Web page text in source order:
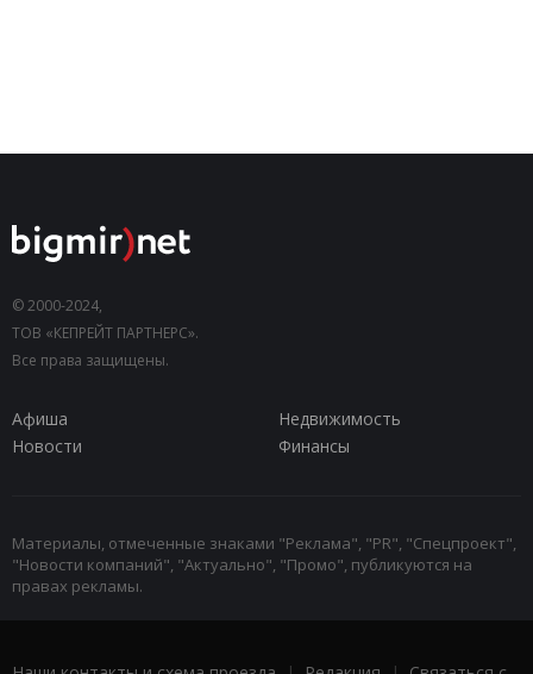
© 2000-2024,
ТОВ «КЕПРЕЙТ ПАРТНЕРС».
Все права защищены.
Афиша
Недвижимость
Новости
Финансы
Материалы, отмеченные знаками "Реклама", "PR", "Спецпроект",
"Новости компаний", "Актуально", "Промо", публикуются на
правах рекламы.